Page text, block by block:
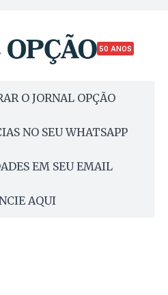
50 ANOS
O JORNAL OPÇÃO
NO SEU WHATSAPP
EM SEU EMAIL
AQUI